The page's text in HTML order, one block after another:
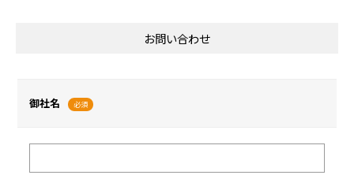
お問い合わせ
御社名 必須